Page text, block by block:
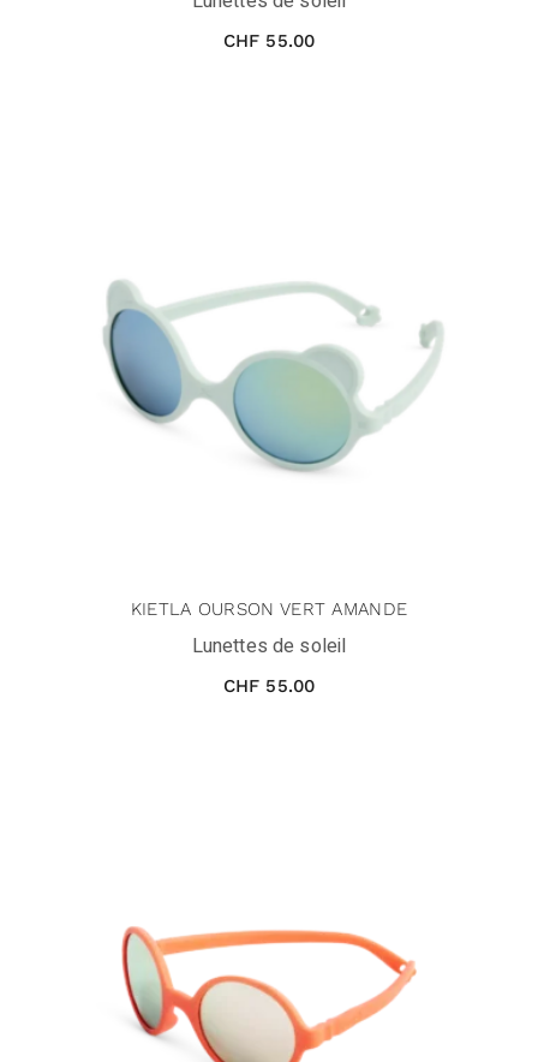
CHF 55.00
KIETLA OURSON VERT AMANDE
Lunettes de soleil
CHF 55.00